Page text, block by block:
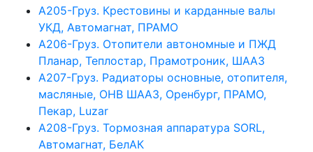
А205-Груз. Крестовины и карданные валы
УКД, Автомагнат, ПРАМО
А206-Груз. Отопители автономные и ПЖД
Планар, Теплостар, Прамотроник, ШААЗ
А207-Груз. Радиаторы основные, отопителя,
масляные, ОНВ ШААЗ, Оренбург, ПРАМО,
Пекар, Luzar
А208-Груз. Тормозная аппаратура SORL,
Автомагнат, БелАК